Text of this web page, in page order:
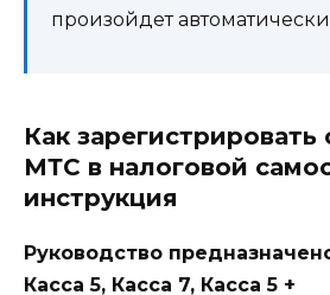
произойдет
Как зарегистрировать
МТС в налоговой
инструкция
Руководство
Касса 5, Касса 7, Касса 5 +